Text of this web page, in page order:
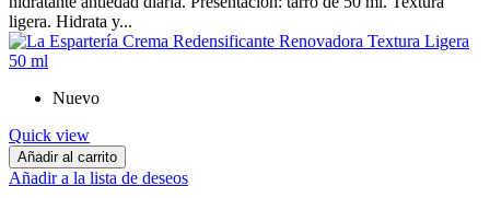
ligera. Hidrata y...
Nuevo
Quick view
Añadir al carrito
Añadir a la lista de deseos